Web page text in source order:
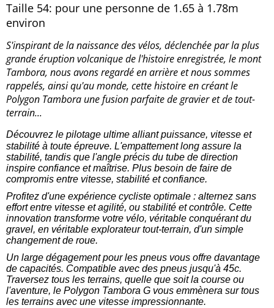
Taille 54: pour une personne de 1.65 à 1.78m
environ
S'inspirant de la naissance des vélos, déclenchée par la plus
grande éruption volcanique de l'histoire enregistrée, le mont
Tambora, nous avons regardé en arrière et nous sommes
rappelés, ainsi qu'au monde, cette histoire en créant le
Polygon Tambora une fusion parfaite de gravier et de tout-
terrain...
Découvrez le pilotage ultime alliant puissance, vitesse et
stabilité à toute épreuve. L'empattement long assure la
stabilité, tandis que l'angle précis du tube de direction
inspire confiance et maîtrise. Plus besoin de faire de
compromis entre vitesse, stabilité et confiance.
Profitez d'une expérience cycliste optimale : alternez sans
effort entre vitesse et agilité, ou stabilité et contrôle. Cette
innovation transforme votre vélo, véritable conquérant du
gravel, en véritable explorateur tout-terrain, d'un simple
changement de roue.
Un large dégagement pour les pneus vous offre davantage
de capacités. Compatible avec des pneus jusqu'à 45c.
Traversez tous les terrains, quelle que soit la course ou
l'aventure, le Polygon Tambora G vous emmènera sur tous
les terrains avec une vitesse impressionnante.